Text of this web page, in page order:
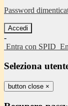
Password
-
Entra con SPID
Seleziona
button close ×